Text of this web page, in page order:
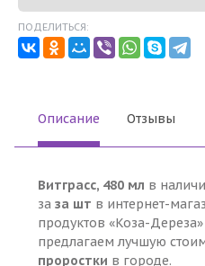
ПОДЕЛИТЬСЯ:
Описание Отзывы
Витграсс, 480 мл в
за за шт в интернет-
продуктов «Коза-
предлагаем лучшую
проростки в городе.